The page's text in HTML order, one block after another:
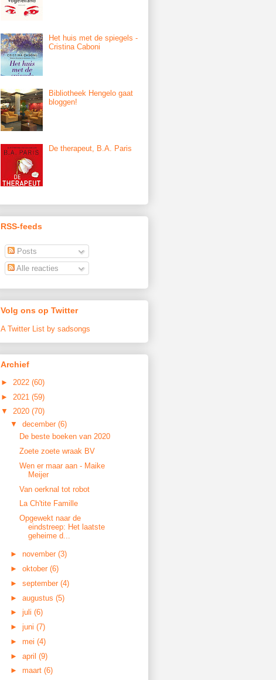
Het huis met de spiegels -
Cristina Caboni
Bibliotheek Hengelo gaat
bloggen!
De therapeut, B.A. Paris
RSS-feeds
Posts
Alle reacties
Volg ons op Twitter
A Twitter List by sadsongs
Archief
► 2022 (60)
► 2021 (59)
▼ 2020 (70)
▼ december (6)
De beste boeken van 2020
Zoete zoete wraak BV
Wen er maar aan - Maike
Meijer
Van oerknal tot robot
La Ch'tite Famille
Opgewekt naar de
eindstreep: Het laatste
geheime d...
► november (3)
► oktober (6)
► september (4)
► augustus (5)
► juli (6)
► juni (7)
► mei (4)
► april (9)
► maart (6)